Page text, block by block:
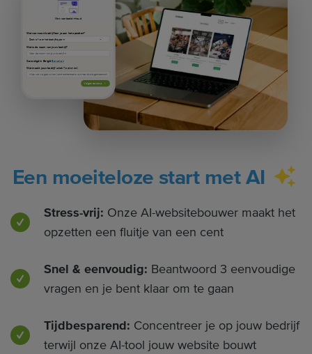
Met voorbeeldinhoud
Wat voor soort bedrijf ben je aan het opzetten?
Wat is de naam van jouw bedrijf?
Gevestigd in België
Bewerken
Wat maakt jouw bedrijf uniek? (optioneel)
Volgende stap
Een moeiteloze start met AI
Stress-vrij: Onze AI-websitebouwer maakt het
opzetten een fluitje van een cent
Snel & eenvoudig: Beantwoord 3 eenvoudige
vragen en je bent klaar om te gaan
Tijdbesparend: Concentreer je op jouw bedrijf
terwijl onze AI-tool jouw website bouwt